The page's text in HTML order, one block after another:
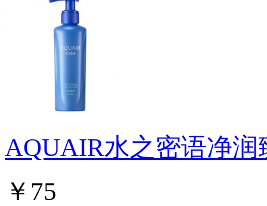
AQUAIR水之密语净润
￥75